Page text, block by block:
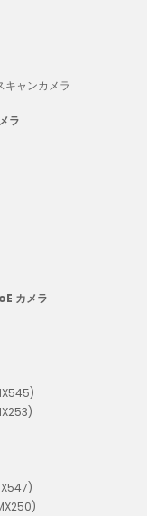
キャンカメラ
ラ
カメラ